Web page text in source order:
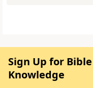
Sign Up for
Knowledge